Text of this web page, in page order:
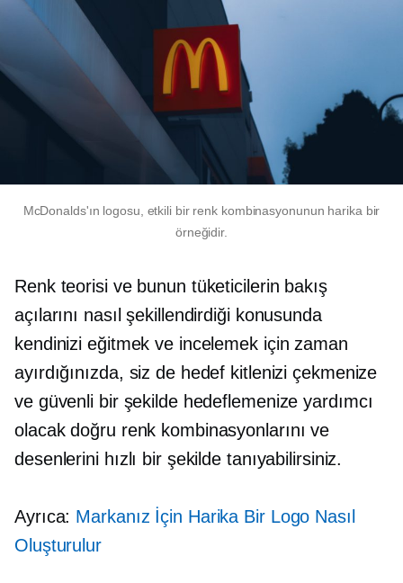
McDonalds'ın logosu, etkili bir renk kombinasyonunun harika bir
örneğidir.
Renk teorisi ve bunun tüketicilerin bakış
açılarını nasıl şekillendirdiği konusunda
kendinizi eğitmek ve incelemek için zaman
ayırdığınızda, siz de hedef kitlenizi çekmenize
ve güvenli bir şekilde hedeflemenize yardımcı
olacak doğru renk kombinasyonlarını ve
desenlerini hızlı bir şekilde tanıyabilirsiniz.
Ayrıca: Markanız İçin Harika Bir Logo Nasıl
Oluşturulur